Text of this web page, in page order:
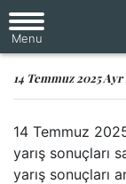
14 Temmuz 2025
14 Temmuz
yarış sonuçları
yarış sonuçları